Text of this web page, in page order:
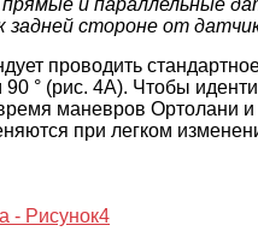
задней стороне от
проводить
° (рис. 4А). Чтобы
маневров Ортолани
при легком